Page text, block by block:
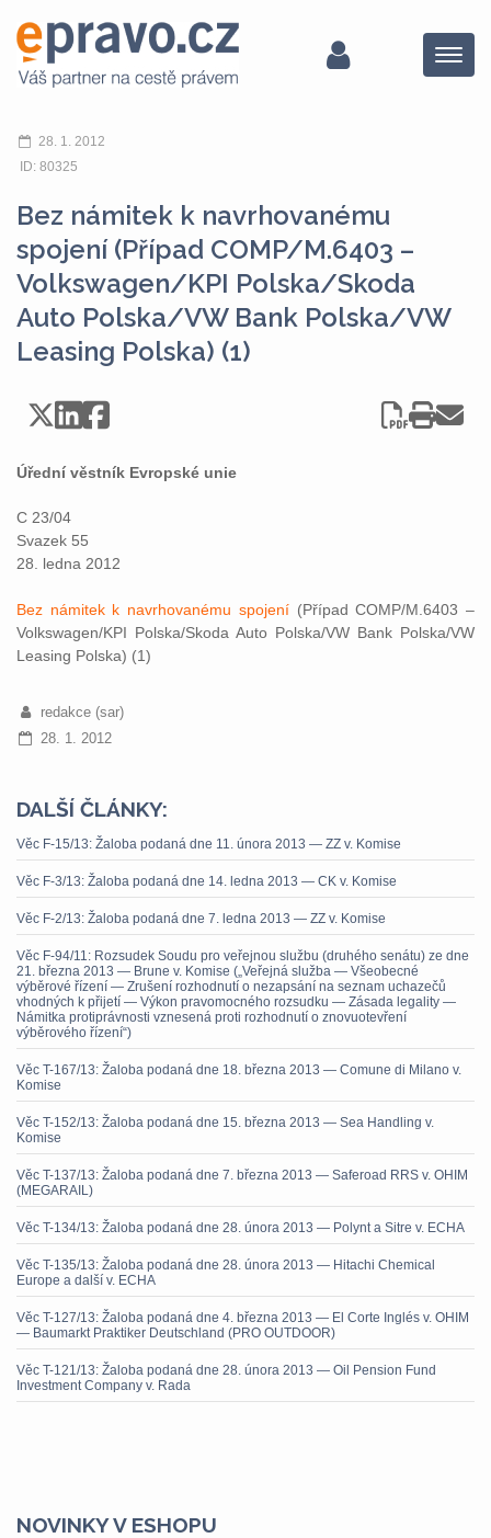
Menu
28. 1. 2012
ID: 80325
Bez námitek k navrhovanému
spojení (Případ COMP/M.6403 –
Volkswagen/KPI Polska/Skoda
Auto Polska/VW Bank Polska/VW
Leasing Polska) (1)
Úřední věstník Evropské unie
C 23/04
Svazek 55
28. ledna 2012
Bez námitek k navrhovanému spojení (Případ COMP/M.6403 –
Volkswagen/KPI Polska/Skoda Auto Polska/VW Bank Polska/VW
Leasing Polska) (1)
redakce (sar)
28. 1. 2012
DALŠÍ ČLÁNKY:
Věc F-15/13: Žaloba podaná dne 11. února 2013 — ZZ v. Komise
Věc F-3/13: Žaloba podaná dne 14. ledna 2013 — CK v. Komise
Věc F-2/13: Žaloba podaná dne 7. ledna 2013 — ZZ v. Komise
Věc F-94/11: Rozsudek Soudu pro veřejnou službu (druhého senátu) ze dne
21. března 2013 — Brune v. Komise („Veřejná služba — Všeobecné
výběrové řízení — Zrušení rozhodnutí o nezapsání na seznam uchazečů
vhodných k přijetí — Výkon pravomocného rozsudku — Zásada legality —
Námitka protiprávnosti vznesená proti rozhodnutí o znovuotevření
výběrového řízení“)
Věc T-167/13: Žaloba podaná dne 18. března 2013 — Comune di Milano v.
Komise
Věc T-152/13: Žaloba podaná dne 15. března 2013 — Sea Handling v.
Komise
Věc T-137/13: Žaloba podaná dne 7. března 2013 — Saferoad RRS v. OHIM
(MEGARAIL)
Věc T-134/13: Žaloba podaná dne 28. února 2013 — Polynt a Sitre v. ECHA
Věc T-135/13: Žaloba podaná dne 28. února 2013 — Hitachi Chemical
Europe a další v. ECHA
Věc T-127/13: Žaloba podaná dne 4. března 2013 — El Corte Inglés v. OHIM
— Baumarkt Praktiker Deutschland (PRO OUTDOOR)
Věc T-121/13: Žaloba podaná dne 28. února 2013 — Oil Pension Fund
Investment Company v. Rada
NOVINKY V ESHOPU